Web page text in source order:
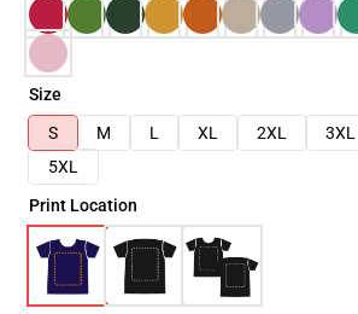
Size
S
M L XL 2XL 3XL
5XL
Print Location